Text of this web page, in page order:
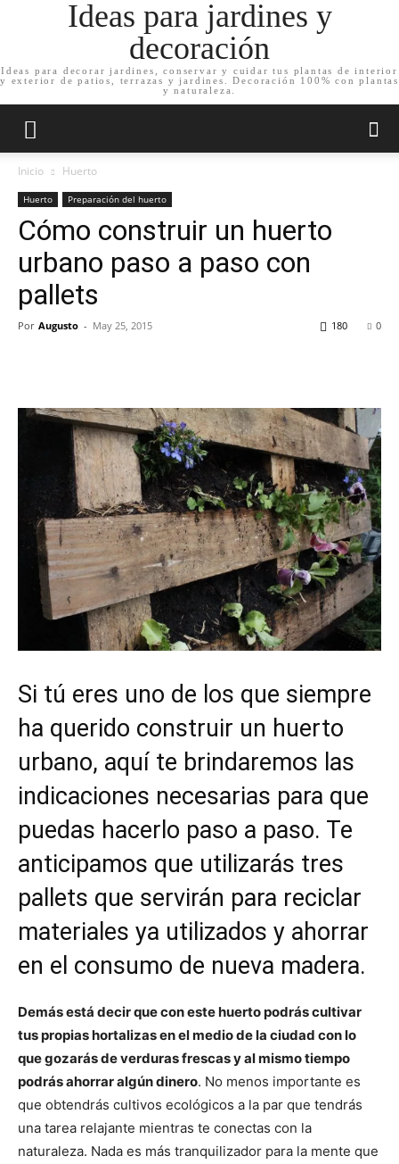
Ideas para jardines y
decoración
Ideas para decorar jardines, conservar y cuidar tus plantas de interior
y exterior de patios, terrazas y jardines. Decoración 100% con plantas
y naturaleza.
Inicio Huerto
Huerto Preparación del huerto
Cómo construir un huerto
urbano paso a paso con
pallets
Por Augusto - May 25, 2015 0
180
Si tú eres uno de los que siempre
ha querido construir un huerto
urbano, aquí te brindaremos las
indicaciones necesarias para que
puedas hacerlo paso a paso. Te
anticipamos que utilizarás tres
pallets que servirán para reciclar
materiales ya utilizados y ahorrar
en el consumo de nueva madera.
Demás está decir que con este huerto podrás cultivar
tus propias hortalizas en el medio de la ciudad con lo
que gozarás de verduras frescas y al mismo tiempo
podrás ahorrar algún dinero. No menos importante es
que obtendrás cultivos ecológicos a la par que tendrás
una tarea relajante mientras te conectas con la
naturaleza. Nada es más tranquilizador para la mente que